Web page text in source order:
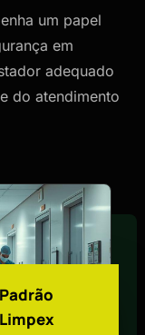
um papel
em
adequado
do atendimento
Padrão
Limpex